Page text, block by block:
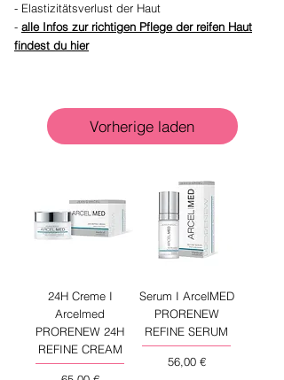
- Elastizitätsverlust der Haut
- alle Infos zur richtigen Pflege der reifen Haut
findest du hier
Vorherige laden
24H Creme I
Arcelmed
PRORENEW 24H
REFINE CREAM
Serum I ArcelMED
PRORENEW
REFINE SERUM
Preis
56,00 €